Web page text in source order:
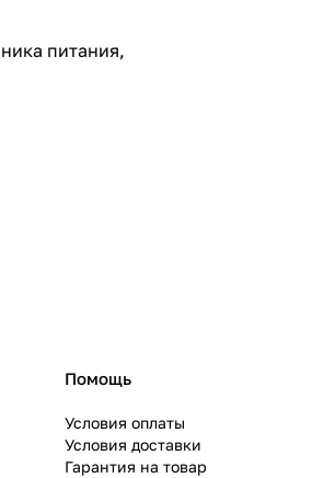
питания,
Помощь
Условия оплаты
Условия доставки
Гарантия на товар